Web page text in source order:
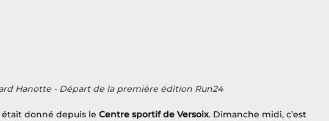
Hanotte - Départ de la première édition Run24
était donné depuis le Centre sportif de Versoix. Dimanche midi, c’est